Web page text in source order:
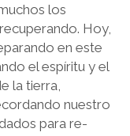
los
Hoy,
en este
el espíritu y el
la tierra,
nuestro
para re-